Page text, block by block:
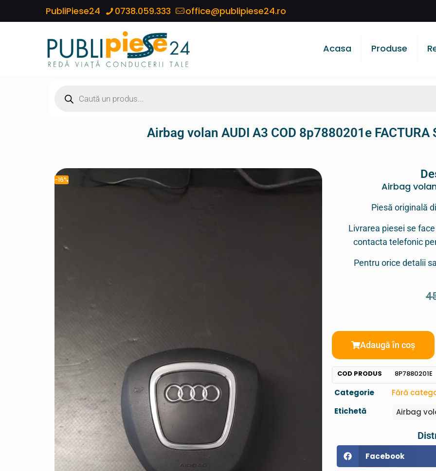
PubliPiese24 0738.059.333 office@publipiese24.ro
Acasa Produse
Airbag volan AUDI A3 COD 8p7880201e FACTURA
-16%
Airbag
Piesă originală
Livrarea piesei se
contacta telefonic
Pentru orice detalii
Adaugă în coș
COD PRODUS 8P7880201E
Categorie
Fără
Etichetă
Airbag
Facebook